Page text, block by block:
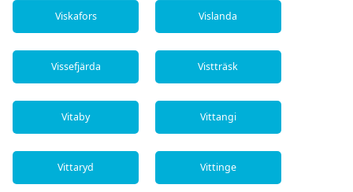
Viskafors Vislanda
Vissefjärda Vistträsk
Vitaby Vittangi
Vittaryd Vittinge